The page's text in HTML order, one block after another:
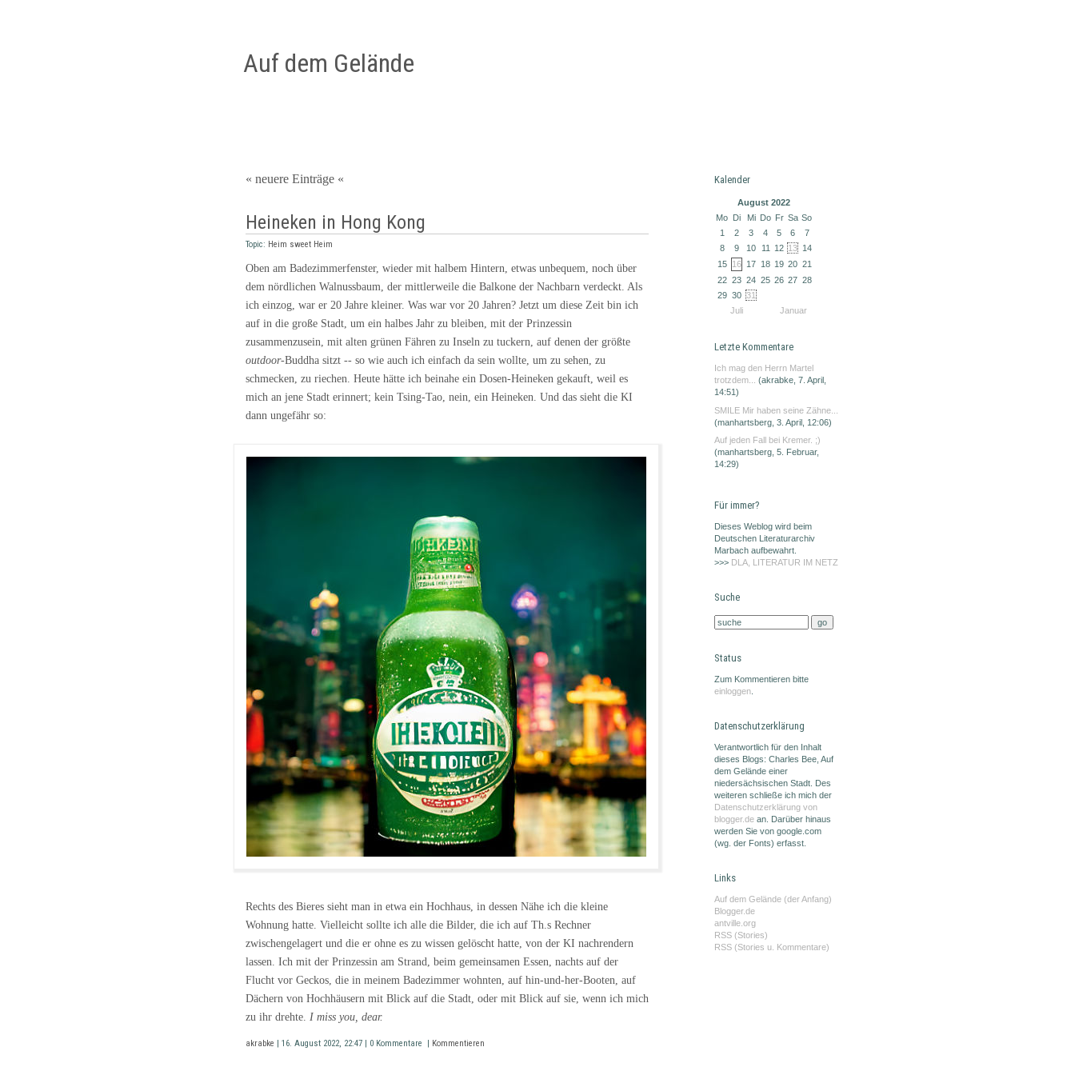
Auf dem Gelände
« neuere Einträge «
Heineken in Hong Kong
Topic: Heim sweet Heim
Oben am Badezimmerfenster, wieder mit halbem Hintern, etwas unbequem, noch über
dem nördlichen Walnussbaum, der mittlerweile die Balkone der Nachbarn verdeckt. Als
ich einzog, war er 20 Jahre kleiner. Was war vor 20 Jahren? Jetzt um diese Zeit bin ich
auf in die große Stadt, um ein halbes Jahr zu bleiben, mit der Prinzessin
zusammenzusein, mit alten grünen Fähren zu Inseln zu tuckern, auf denen der größte
outdoor-Buddha sitzt -- so wie auch ich einfach da sein wollte, um zu sehen, zu
schmecken, zu riechen. Heute hätte ich beinahe ein Dosen-Heineken gekauft, weil es
mich an jene Stadt erinnert; kein Tsing-Tao, nein, ein Heineken. Und das sieht die KI
dann ungefähr so:
Rechts des Bieres sieht man in etwa ein Hochhaus, in dessen Nähe ich die kleine
Wohnung hatte. Vielleicht sollte ich alle die Bilder, die ich auf Th.s Rechner
zwischengelagert und die er ohne es zu wissen gelöscht hatte, von der KI nachrendern
lassen. Ich mit der Prinzessin am Strand, beim gemeinsamen Essen, nachts auf der
Flucht vor Geckos, die in meinem Badezimmer wohnten, auf hin-und-her-Booten, auf
Dächern von Hochhäusern mit Blick auf die Stadt, oder mit Blick auf sie, wenn ich mich
zu ihr drehte. I miss you, dear.
akrabke | 16. August 2022, 22:47 | 0 Kommentare | Kommentieren
Kalender
August 2022
Mo Di Mi Do Fr Sa So
1
2 3 4 5 6
7
8
9 10 11 12 13 14
15
16 17 18 19 20 21
22 23 24 25 26 27 28
29 30 31
Juli
Januar
Letzte Kommentare
Ich mag den Herrn Martel
trotzdem...
(akrabke, 7. April,
14:51)
SMILE Mir haben seine Zähne...
(manhartsberg, 3. April, 12:06)
Auf jeden Fall bei Kremer. ;)
(manhartsberg, 5. Februar,
14:29)
Für immer?
Dieses Weblog wird beim
Deutschen Literaturarchiv
Marbach aufbewahrt.
>>> DLA, LITERATUR IM NETZ
Suche
Status
Zum Kommentieren bitte
einloggen
Datenschutzerklärung
Verantwortlich für den Inhalt
dieses Blogs: Charles Bee, Auf
dem Gelände einer
niedersächsischen Stadt. Des
weiteren schließe ich mich der
Datenschutzerklärung von
blogger.de an. Darüber hinaus
werden Sie von google.com
(wg. der Fonts) erfasst.
Links
Auf dem Gelände (der Anfang)
Blogger.de
antville.org
RSS (Stories)
RSS (Stories u. Kommentare)